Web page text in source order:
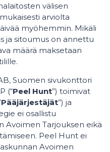
välisen
arviolta
myöhemmin. Mikäli
ja sitoumus on annettu
määrä maksetaan
Suomen sivukonttori
(“Peel Hunt”) toimivat
Pääjärjestäjät”) ja
ei osallistu
Avoimen Tarjouksen eikä
Peel Hunt ei
Avoimen